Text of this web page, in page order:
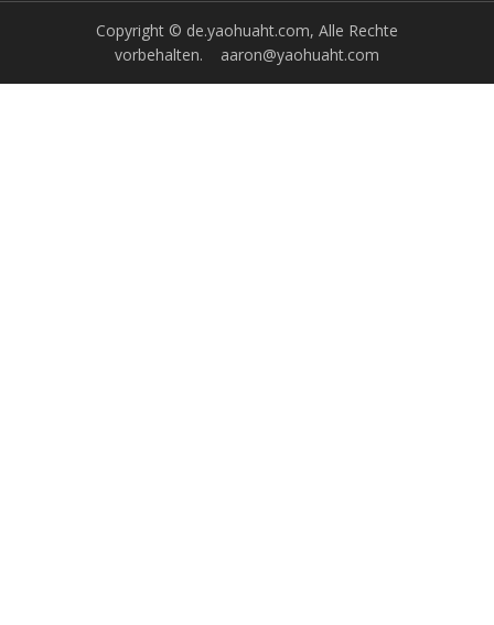
Copyright © de.yaohuaht.com, Alle Rechte
vorbehalten. aaron@yaohuaht.com